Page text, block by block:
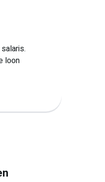
loon